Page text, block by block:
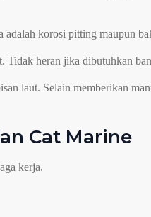
adalah korosi pitting maupun
heran jika dibutuhkan
laut. Selain memberikan
Cat Marine
kerja.